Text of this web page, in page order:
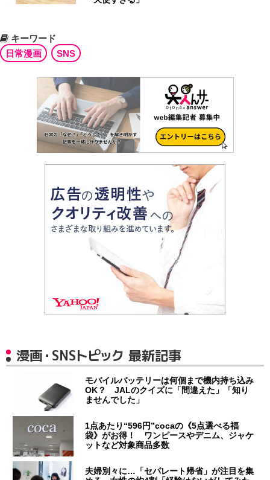
キーワード
日常漫画
SNS
漫画・SNSトピック 最新記事
モバイルバッテリーは何個まで機内持ち込み
OK？ JALのクイズに「間違えた」「知り
ませんでした」
1点あたり“596円”cocaの《5点選べる福
袋》がお得！ ワンピースやデニム、ジャケ
ットなど対象商品多数
夫婦別々に…「セパレート帰省」が注目を集